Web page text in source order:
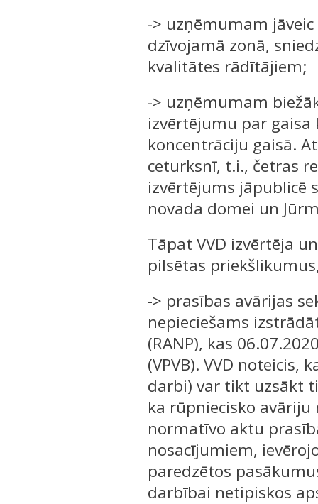
-> uzņēmumam
dzīvojamā zonā,
kvalitātes rādītājiem;
-> uzņēmumam
izvērtējumu par
koncentrāciju gaisā.
ceturksnī, t.i., četras
izvērtējums jāpublicē
novada domei un
Tāpat VVD izvērtēja
pilsētas
-> prasības avārijas
nepieciešams
(RANP), kas
(VPVB). VVD
darbi) var tikt uzsākt
ka rūpniecisko
normatīvo aktu
nosacījumiem,
paredzētos
darbībai netipiskos